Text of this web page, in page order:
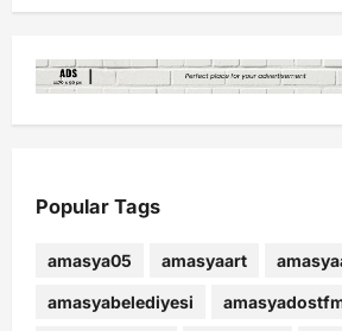
Popular Tags
amasya05 amasyaart
amasyabelediyesi